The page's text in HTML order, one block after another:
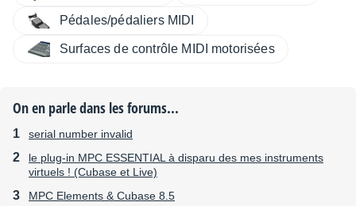
Pédales/pédaliers MIDI
Surfaces de contrôle MIDI motorisées
On en parle dans les forums...
serial number invalid
le plug-in MPC ESSENTIAL à disparu des mes instruments
virtuels ! (Cubase et Live)
MPC Elements & Cubase 8.5